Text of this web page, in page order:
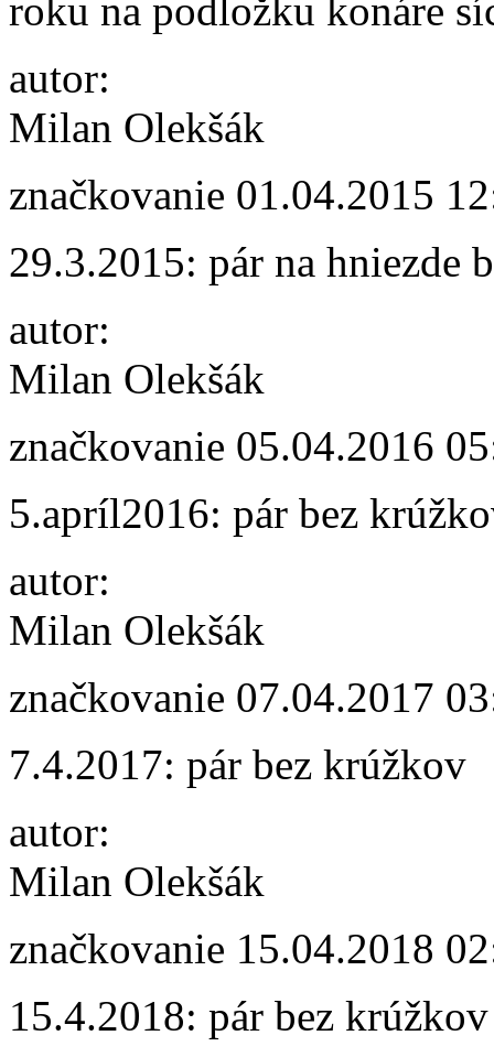
roku na podložku konáre
autor:
Milan Olekšák
značkovanie 01.04.2015
29.3.2015: pár na hniezde
autor:
Milan Olekšák
značkovanie 05.04.2016
5.apríl2016: pár bez
autor:
Milan Olekšák
značkovanie 07.04.2017
7.4.2017: pár bez krúžkov
autor:
Milan Olekšák
značkovanie 15.04.2018
15.4.2018: pár bez krúžkov